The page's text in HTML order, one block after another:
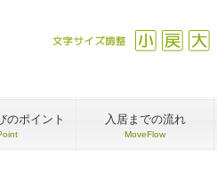
戻す
縮小
文字サイズ調整
のポイント 入居までの流れ
MoveFlow